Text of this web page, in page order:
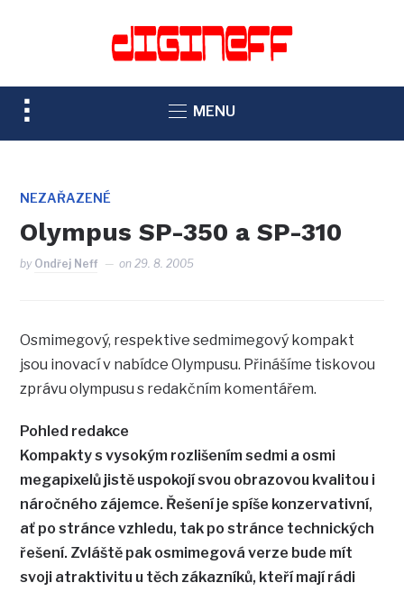
TOGGLE
SIDEBAR
NAVIGATION
MENU
NEZAŘAZENÉ
Olympus SP-350 a SP-310
by Ondřej Neff on29. 8. 2005
Osmimegový, respektive sedmimegový kompakt
jsou inovací v nabídce Olympusu. Přinášíme tiskovou
zprávu olympusu s redakčním komentářem.
Pohled redakce
Kompakty s vysokým rozlišením sedmi a osmi
megapixelů jistě uspokojí svou obrazovou kvalitou i
náročného zájemce. Řešení je spíše konzervativní,
ať po stránce vzhledu, tak po stránce technických
řešení. Zvláště pak osmimegová verze bude mít
svoji atraktivitu u těch zákazníků, kteří mají rádi